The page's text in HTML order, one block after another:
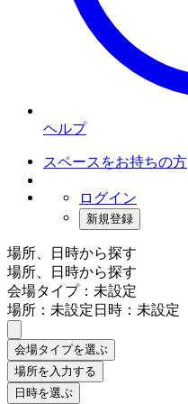
ヘルプ
スペースをお持ちの方
ログイン
新規登録
場所、日時から探す
場所、日時から探す
会場タイプ：未設定
場所：未設定日時：未設定
会場タイプを選ぶ
場所を入力する
日時を選ぶ